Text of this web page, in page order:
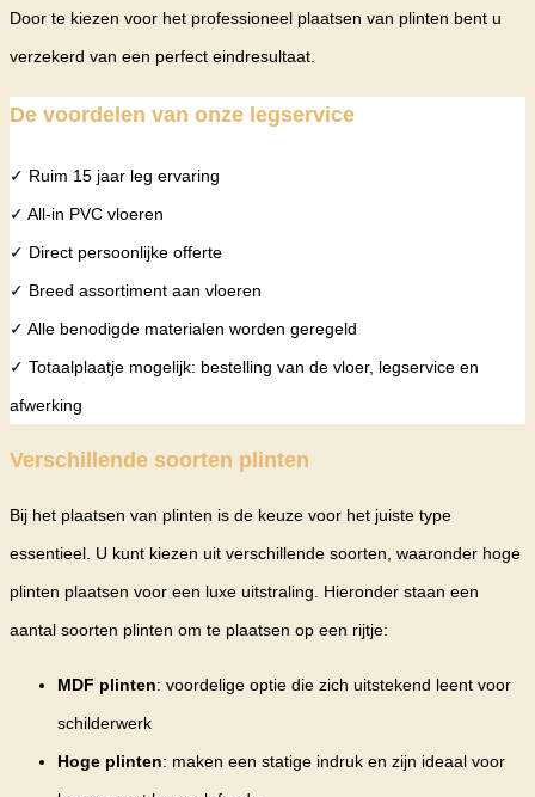
Door te kiezen voor het professioneel plaatsen van plinten bent u
verzekerd van een perfect eindresultaat.
De voordelen van onze legservice
✓ Ruim 15 jaar leg ervaring
✓ All-in PVC vloeren
✓ Direct persoonlijke offerte
✓ Breed assortiment aan vloeren
✓ Alle benodigde materialen worden geregeld
✓ Totaalplaatje mogelijk: bestelling van de vloer, legservice en
afwerking
Verschillende soorten plinten
Bij het plaatsen van plinten is de keuze voor het juiste type
essentieel. U kunt kiezen uit verschillende soorten, waaronder hoge
plinten plaatsen voor een luxe uitstraling. Hieronder staan een
aantal soorten plinten om te plaatsen op een rijtje:
MDF plinten: voordelige optie die zich uitstekend leent voor
schilderwerk
Hoge plinten: maken een statige indruk en zijn ideaal voor